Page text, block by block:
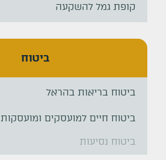
קופת גמל להשקעה
ביטוח
ביטוח בריאות בהראל
ביטוח חיים למועסקים ומועסקות
ביטוח נסיעות